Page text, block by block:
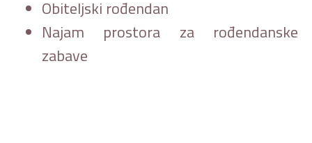
Obiteljski rođendan
Najam prostora za rođendanske
zabave